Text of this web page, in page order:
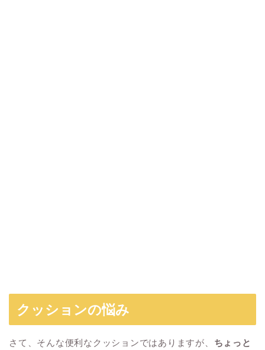
クッションの悩み
さて、そんな便利なクッションではありますが、 ちょっと